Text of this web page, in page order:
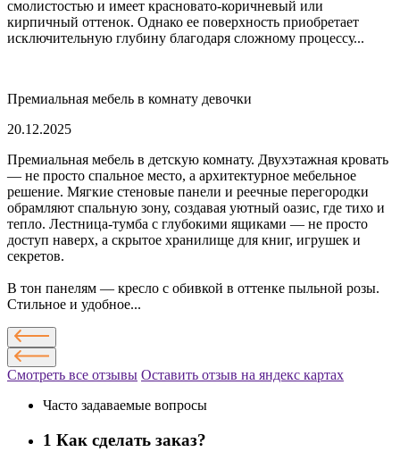
смолистостью и имеет красновато-коричневый или
кирпичный оттенок. Однако ее поверхность приобретает
исключительную глубину благодаря сложному процессу...
Премиальная мебель в комнату девочки
20.12.2025
Премиальная мебель в детскую комнату. Двухэтажная кровать
— не просто спальное место, а архитектурное мебельное
решение. Мягкие стеновые панели и реечные перегородки
обрамляют спальную зону, создавая уютный оазис, где тихо и
тепло. Лестница-тумба с глубокими ящиками — не просто
доступ наверх, а скрытое хранилище для книг, игрушек и
секретов.
В тон панелям — кресло с обивкой в оттенке пыльной розы.
Стильное и удобное...
Смотреть все отзывы Оставить отзыв на яндекс картах
Часто задаваемые вопросы
1 Как сделать заказ?